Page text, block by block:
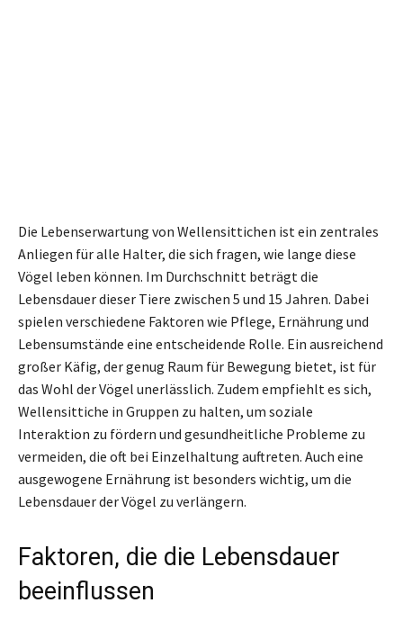
Die Lebenserwartung von Wellensittichen ist ein zentrales
Anliegen für alle Halter, die sich fragen, wie lange diese
Vögel leben können. Im Durchschnitt beträgt die
Lebensdauer dieser Tiere zwischen 5 und 15 Jahren. Dabei
spielen verschiedene Faktoren wie Pflege, Ernährung und
Lebensumstände eine entscheidende Rolle. Ein ausreichend
großer Käfig, der genug Raum für Bewegung bietet, ist für
das Wohl der Vögel unerlässlich. Zudem empfiehlt es sich,
Wellensittiche in Gruppen zu halten, um soziale
Interaktion zu fördern und gesundheitliche Probleme zu
vermeiden, die oft bei Einzelhaltung auftreten. Auch eine
ausgewogene Ernährung ist besonders wichtig, um die
Lebensdauer der Vögel zu verlängern.
Faktoren, die die Lebensdauer
beeinflussen